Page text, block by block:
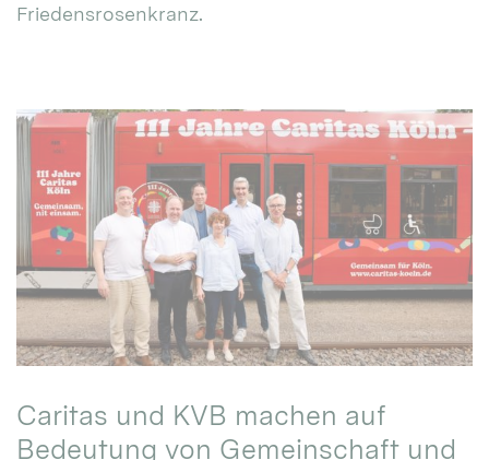
Friedensrosenkranz.
Caritas und KVB machen auf
Bedeutung von Gemeinschaft und